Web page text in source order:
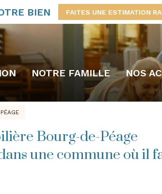
BIEN FAITES UNE ESTIMATION
NOTRE FAMILLE NOS
Bourg-de-Péage
une commune où il